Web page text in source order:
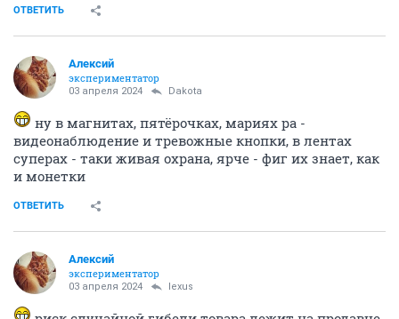
ОТВЕТИТЬ
Алексий
экспериментатор
03 апреля 2024 Dаkota
ну в магнитах, пятёрочках, мариях ра -
видеонаблюдение и тревожные кнопки, в лентах
суперах - таки живая охрана, ярче - фиг их знает, как
и монетки
ОТВЕТИТЬ
Алексий
экспериментатор
03 апреля 2024 lexus